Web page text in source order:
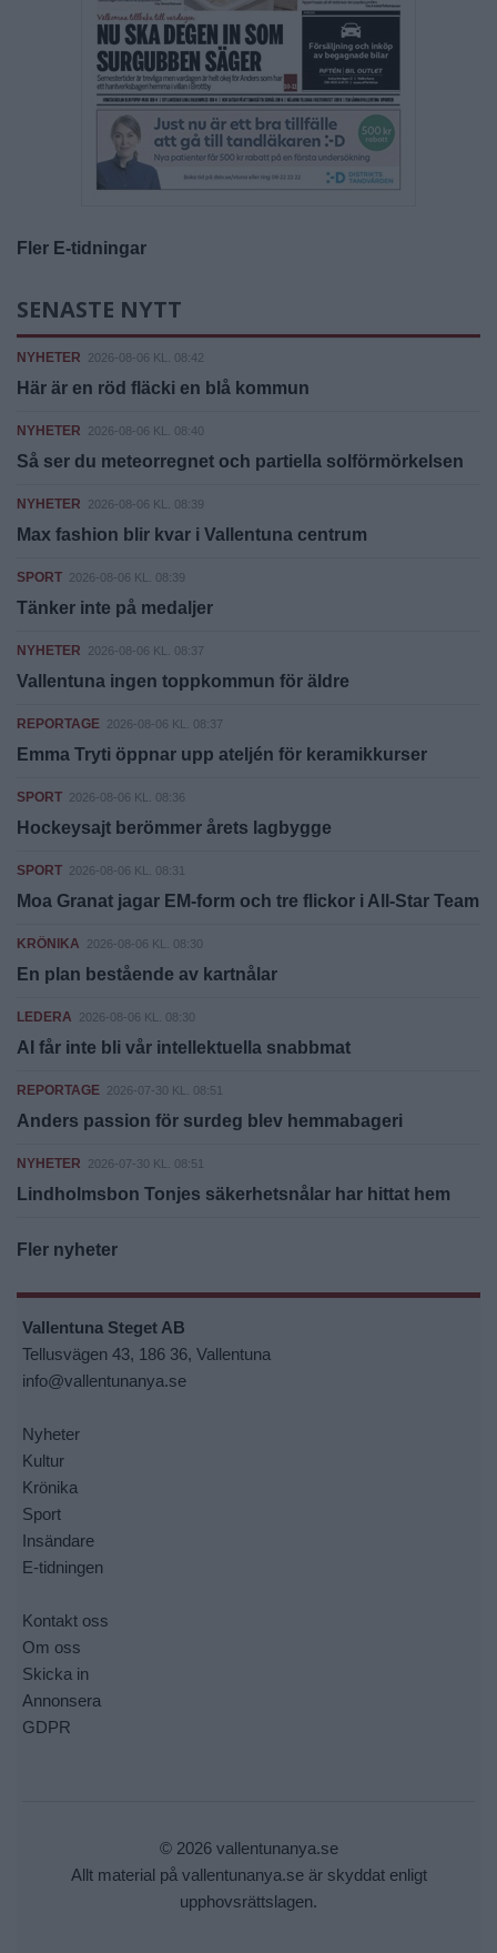
Fler E-tidningar
SENASTE NYTT
NYHETER 2026-08-06 KL. 08:42
Här är en röd fläcki en blå kommun
NYHETER 2026-08-06 KL. 08:40
Så ser du meteorregnet och partiella solförmörkelsen
NYHETER 2026-08-06 KL. 08:39
Max fashion blir kvar i Vallentuna centrum
SPORT 2026-08-06 KL. 08:39
Tänker inte på medaljer
NYHETER 2026-08-06 KL. 08:37
Vallentuna ingen toppkommun för äldre
REPORTAGE 2026-08-06 KL. 08:37
Emma Tryti öppnar upp ateljén för keramikkurser
SPORT 2026-08-06 KL. 08:36
Hockeysajt berömmer årets lagbygge
SPORT 2026-08-06 KL. 08:31
Moa Granat jagar EM-form och tre flickor i All-Star Team
KRÖNIKA 2026-08-06 KL. 08:30
En plan bestående av kartnålar
LEDERA 2026-08-06 KL. 08:30
AI får inte bli vår intellektuella snabbmat
REPORTAGE 2026-07-30 KL. 08:51
Anders passion för surdeg blev hemmabageri
NYHETER 2026-07-30 KL. 08:51
Lindholmsbon Tonjes säkerhetsnålar har hittat hem
Fler nyheter
Vallentuna Steget AB
Tellusvägen 43, 186 36, Vallentuna
info@vallentunanya.se
Nyheter
Kultur
Krönika
Sport
Insändare
E-tidningen
Kontakt oss
Om oss
Skicka in
Annonsera
GDPR
© 2026 vallentunanya.se
Allt material på vallentunanya.se är skyddat enligt
upphovsrättslagen.